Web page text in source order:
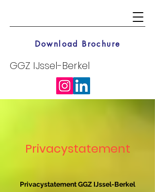
GGZ IJssel-Berkel
Download Brochure
Privacystatement
Privacystatement GGZ IJssel-Berkel